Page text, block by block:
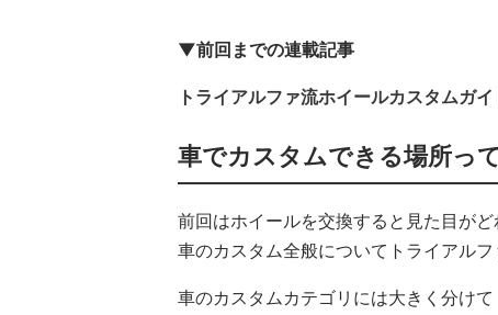
▼前回までの連載記事
トライアルファ流ホイールカスタム
車でカスタムできる場所っ
前回はホイールを交換すると見た目が
車のカスタム全般についてトライアル
車のカスタムカテゴリには大きく分け